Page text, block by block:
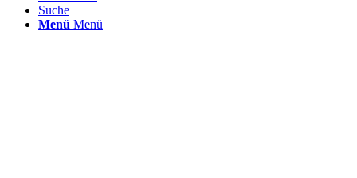
Suche
Menü Menü